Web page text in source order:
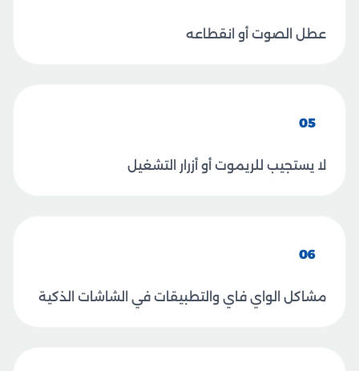
عطل الصوت أو انقطاعه
05
لا يستجيب للريموت أو أزرار التشغيل
06
مشاكل الواي فاي والتطبيقات في الشاشات الذكية